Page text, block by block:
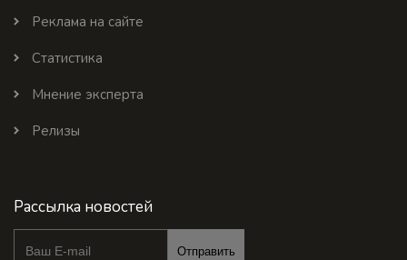
Реклама на сайте
Статистика
Мнение эксперта
Релизы
Рассылка новостей
Отправить